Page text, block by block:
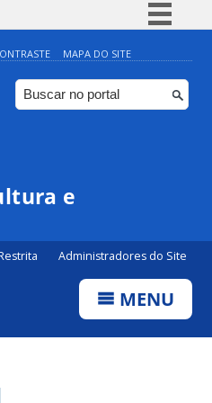
Simplifique!
Comunica BR
Participe
MAPA DO SITE
e
Administradores do Site
MENU